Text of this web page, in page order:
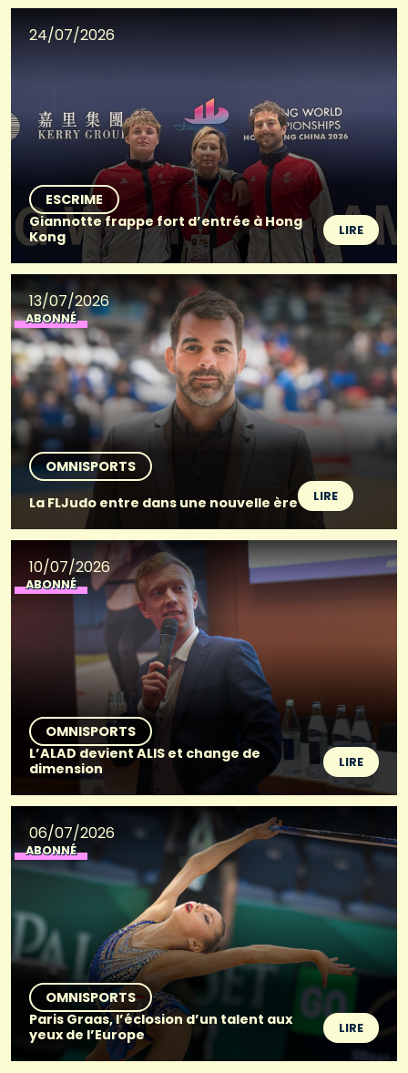
24/07/2026
ESCRIME
Giannotte frappe fort d’entrée à Hong
Kong
LIRE
13/07/2026
ABONNÉ
OMNISPORTS
La FLJudo entre dans une nouvelle ère
LIRE
10/07/2026
ABONNÉ
OMNISPORTS
L’ALAD devient ALIS et change de
dimension
LIRE
06/07/2026
ABONNÉ
OMNISPORTS
Paris Graas, l’éclosion d’un talent aux
yeux de l’Europe
LIRE